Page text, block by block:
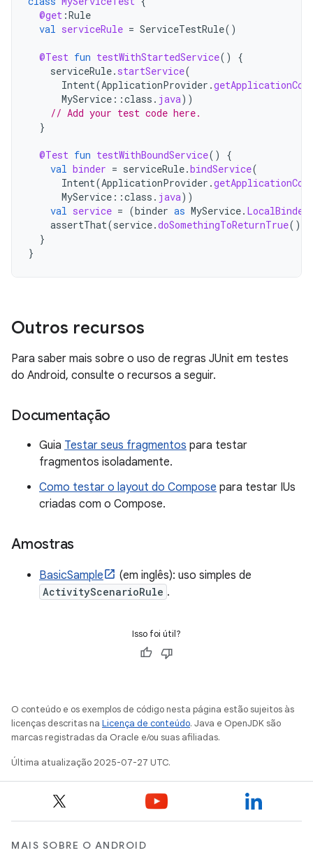
@get :Rule
val serviceRule = ServiceTestRule()
@Test fun testWithStartedService()
{
serviceRule. startService(
Intent(ApplicationProvider .
MyService ::class . java))
// Add your test code here.
}
@Test fun testWithBoundService()
{
val binder = serviceRule.bindService(
Intent(ApplicationProvider .
MyService ::class . java))
val service = (binder as MyService. LocalBinder
assertThat(service.doSomethingToReturnTrue()).
}
}
Outros recursos
Para saber mais sobre o uso de regras JUnit em testes
do Android, consulte o recursos a seguir.
Documentação
Guia Testar seus fragmentos para testar
fragmentos isoladamente.
Como testar o layout do Compose para testar IUs
criadas com o Compose.
Amostras
BasicSample (em inglês): uso simples de
ActivityScenarioRule .
Isso foi útil?
O conteúdo e os exemplos de código nesta página estão sujeitos às
licenças descritas na Licença de conteúdo. Java e OpenJDK são
marcas registradas da Oracle e/ou suas afiliadas.
Última atualização 2025-07-27 UTC.
MAIS SOBRE O ANDROID